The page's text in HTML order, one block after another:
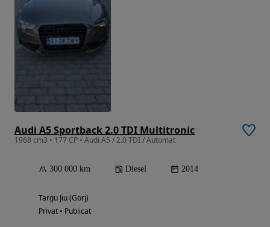
Audi A5 Sportback 2.0 TDI Multitronic
1968 cm3 • 177 CP • Audi A5 / 2.0 TDI / Automat
300 000 km Diesel 2014
Targu Jiu (Gorj)
Privat • Publicat